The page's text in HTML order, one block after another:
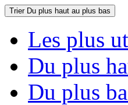
Trier Du plus haut au plus bas
Les plus
Du plus
Du plus